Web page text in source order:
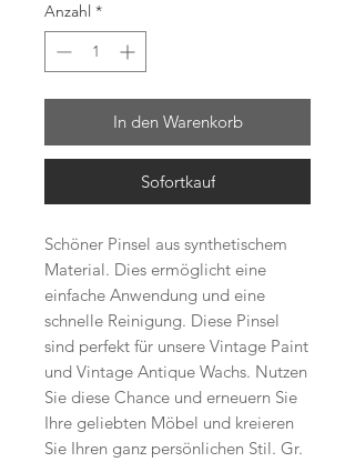
Anzahl *
In den Warenkorb
Sofortkauf
Schöner Pinsel aus synthetischem
Material. Dies ermöglicht eine
einfache Anwendung und eine
schnelle Reinigung. Diese Pinsel
sind perfekt für unsere Vintage Paint
und Vintage Antique Wachs. Nutzen
Sie diese Chance und erneuern Sie
Ihre geliebten Möbel und kreieren
Sie Ihren ganz persönlichen Stil. Gr.